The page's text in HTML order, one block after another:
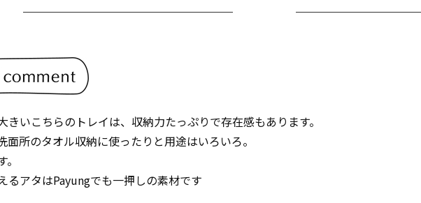
いこちらのトレイは、収納力たっぷりで存在感もあります。
所のタオル収納に使ったりと用途はいろいろ。
るアタはPayungでも一押しの素材です